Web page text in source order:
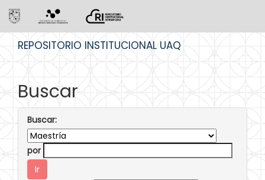
REPOSITORIO INSTITUCIONAL UAQ
Buscar
Buscar:
por